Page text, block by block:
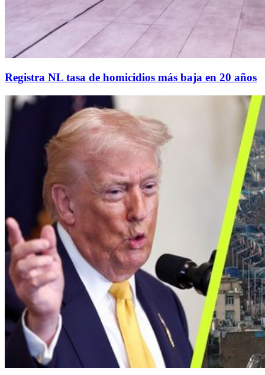
Registra NL tasa de homicidios más baja en 20 años